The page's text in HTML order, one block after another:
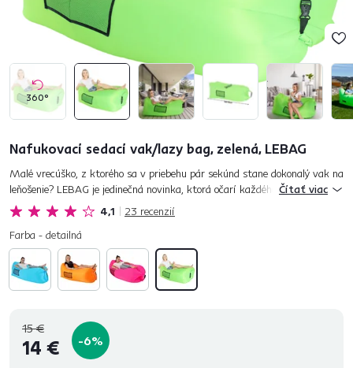
360°
Nafukovací sedací vak/lazy bag, zelená, LEBAG
4,1 23 recenzií
Malé vrecúško, z ktorého sa v priebehu pár sekúnd stane dokonalý vak na
leňošenie? LEBAG je jedinečná novinka, ktorá očarí každého. Či vyrazíte
na piknik, na hory, do prírody, k moru, na svah, festi...
Čítať viac
Farba - detailná
15 €
14 € -6%